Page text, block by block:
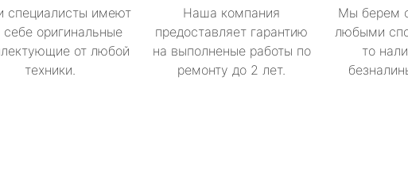
специалисты имеют
себе оригинальные
от любой
техники.
Наша компания
предоставляет гарантию
на выполненые работы по
ремонту до 2 лет.
Мы берем
любыми
то